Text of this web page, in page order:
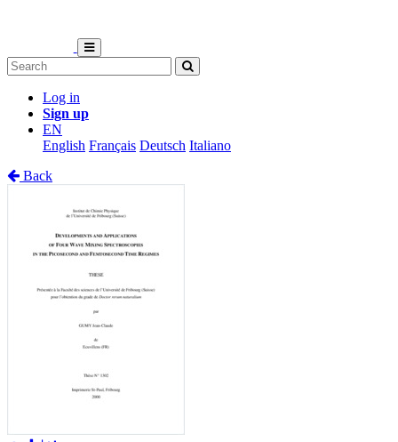
Log in
Sign up
EN
English Français Deutsch Italiano
Back